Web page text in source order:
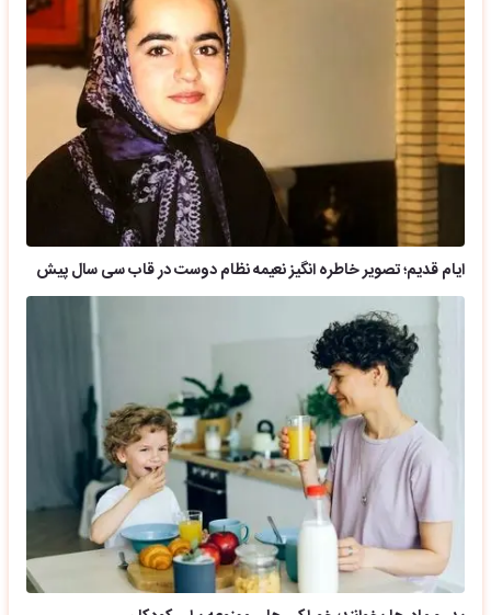
ایام قدیم؛ تصویر خاطره انگیز نعیمه نظام دوست در قاب سی سال پیش